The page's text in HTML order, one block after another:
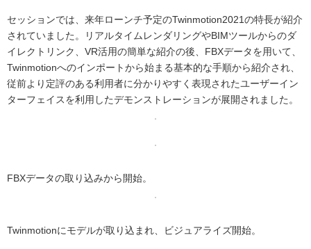
セッションでは、来年ローンチ予定のTwinmotion2021の特長が紹介
されていました。リアルタイムレンダリングやBIMツールからのダ
イレクトリンク、VR活用の簡単な紹介の後、FBXデータを用いて、
Twinmotionへのインポートから始まる基本的な手順から紹介され、
従前より定評のある利用者に分かりやすく表現されたユーザーイン
ターフェイスを利用したデモンストレーションが展開されました。
FBXデータの取り込みから開始。
Twinmotionにモデルが取り込まれ、ビジュアライズ開始。